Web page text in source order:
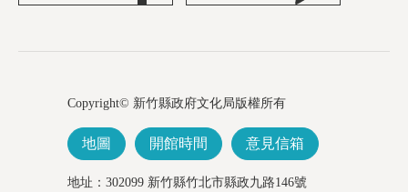
Copyright© 新竹縣政府文化局版權所有
地圖 開館時間 意見信箱
地址：302099 新竹縣竹北市縣政九路146號